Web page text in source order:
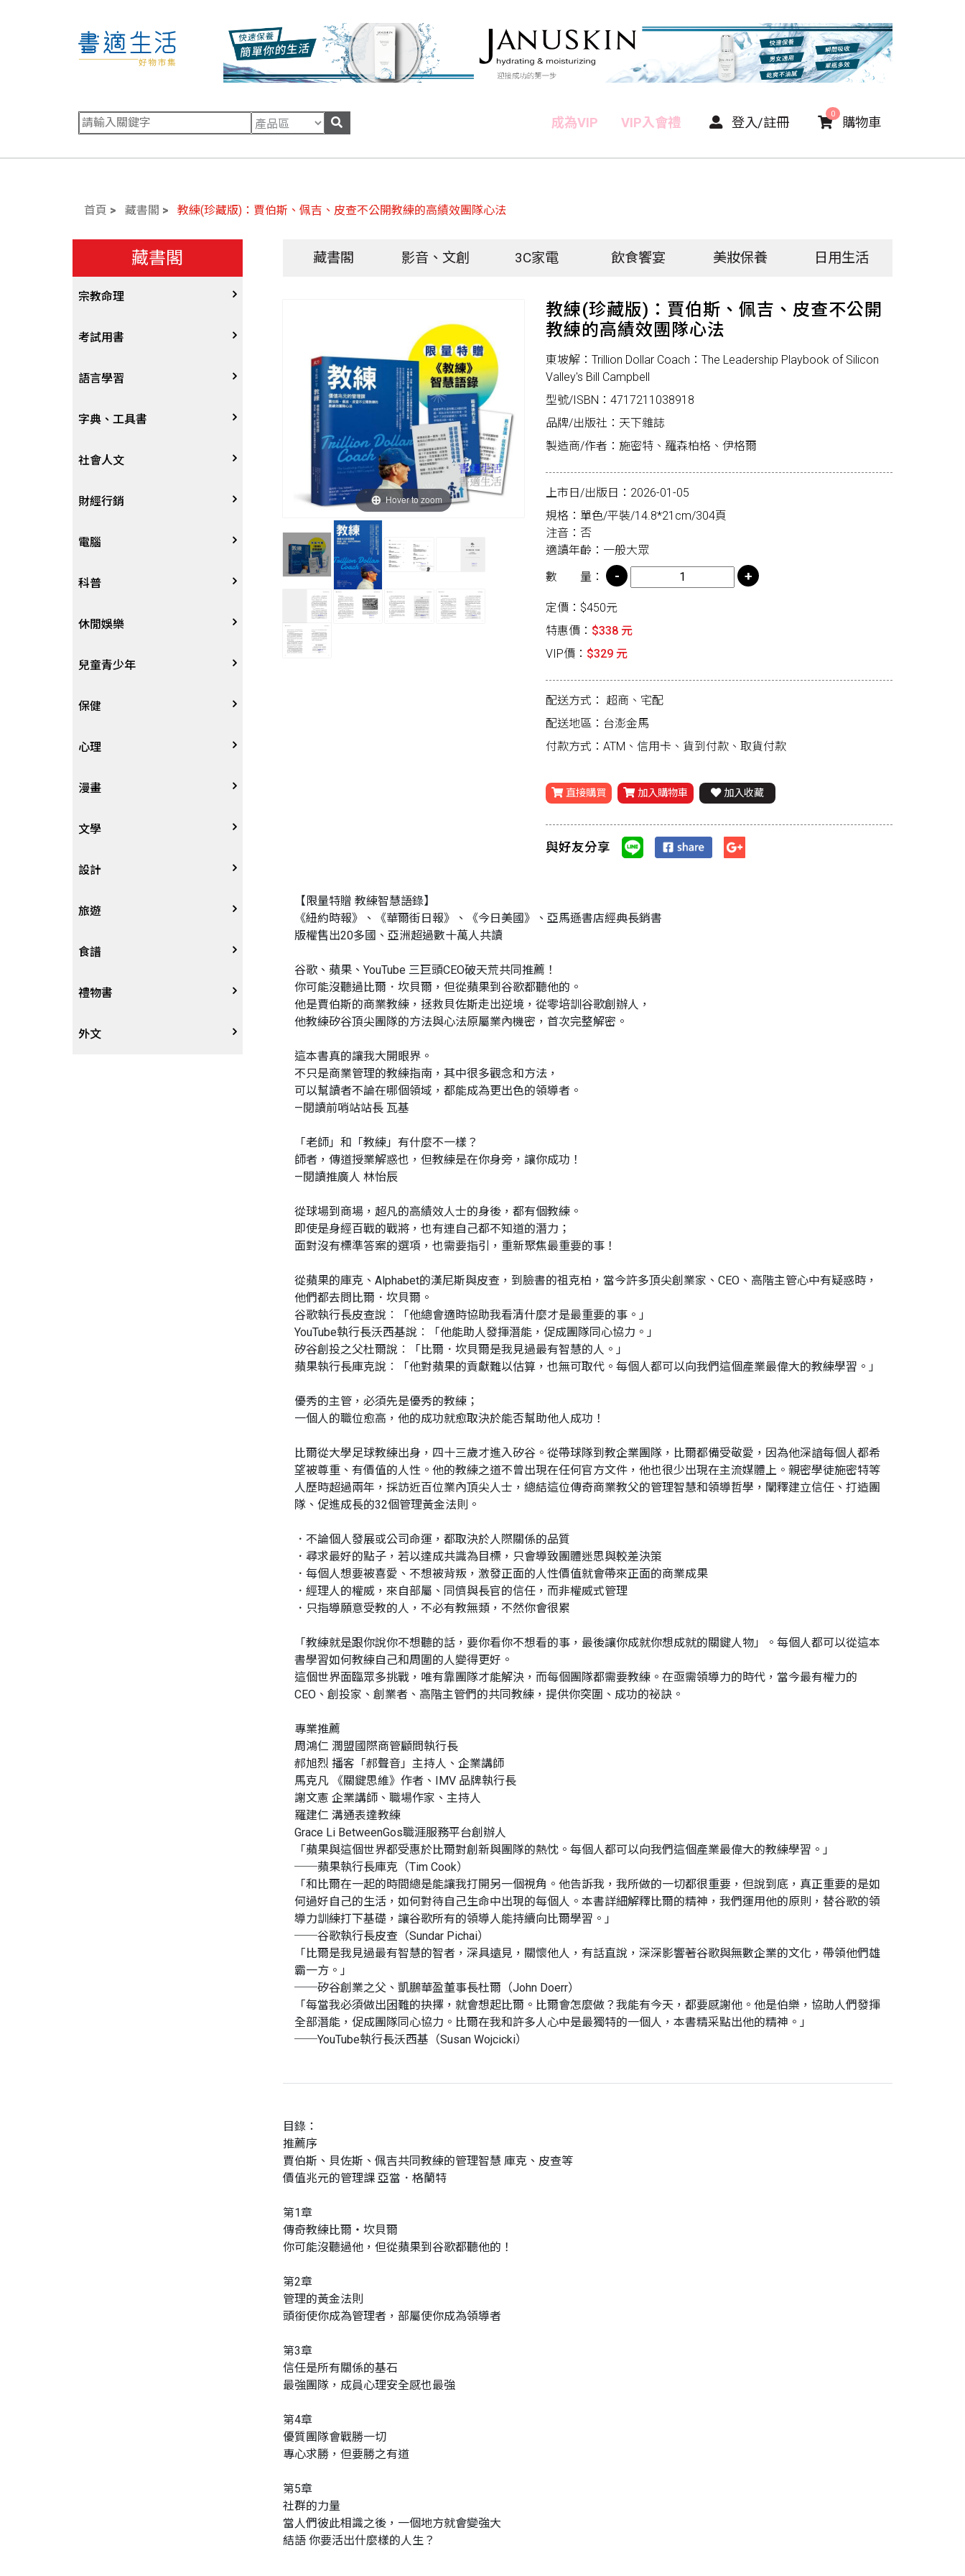
成為VIP VIP入會禮 登入/註冊 購物車
0
首頁 藏書閣 教練(珍藏版)：賈伯斯、佩吉、皮查不公開教練的高績效團隊心法
藏書閣
宗教命理
宗教
星象星座命理
考試用書
四技二專大學
國考、檢定
留學考試
學習法/考試方法
國中小參考書
語言學習
英語/美語
日語
韓語
歐語
東南亞語
閩南語/台語
其他語言
中文
字典、工具書
字辭典
百科、圖鑑
地圖集
其他工具書
社會人文
社會學、人文思想
法律
政治
軍事
哲學
歷史地理
歷史人物傳記
兩岸國際
財經行銷
行銷廣告
談判溝通
電子商務&趨勢
生涯規劃
經營管理、成功學
商學、經濟學
投資理財
人物傳記
職場工作術
電腦
軟體
硬體
技能檢定
電玩攻略
其他
科普
大自然動植物
天文地理
物理化學
科普
數學
航空
休閒娛樂
體育運動
音樂、樂譜
繪畫/書法
攝影
電影
棋藝桌遊
寵物
時尚、瘦身、芳療
戲劇、舞蹈
動腦解謎
兒童青少年
0~3歲
4~8歲
8~12歲
12~18歲
遊戲書
英語書
教育教養
保健
家庭、親子
疾病養生
醫療人文
心理
心理學
勵志成長
人際關係
生老病死
漫畫
漫畫
圖文繪本
限制級漫畫
文學
中文文學
中文詩詞
武俠小說
奇幻恐佈小說
推理小說
設計
藝術設計
居家佈置
建築工藝
園藝
旅遊
台灣
中港澳
日韓
食譜
中式
西式
禮物書
外文
藏書閣 影音、文創 3C家電 飲食饗宴 美妝保養 日用生活
Hover to zoom
教練(珍藏版)：賈伯斯、佩吉、皮查不公開
教練的高績效團隊心法
東坡解：Trillion Dollar Coach：The Leadership Playbook of Silicon
Valley's Bill Campbell
型號/ISBN：4717211038918
品牌/出版社：天下雜誌
製造商/作者：施密特、羅森柏格、伊格爾
上市日/出版日：2026-01-05
規格：單色/平裝/14.8*21cm/304頁
注音：否
適讀年齡：一般大眾
數 量：
定價：$450元
特惠價： $338 元
VIP價： $329 元
配送方式： 超商、宅配
配送地區：台澎金馬
付款方式：ATM、信用卡、貨到付款、取貨付款
直接購買 加入購物車 加入收藏
與好友分享
【限量特贈 教練智慧語錄】
《紐約時報》、《華爾街日報》、《今日美國》、亞馬遜書店經典長銷書
版權售出20多國、亞洲超過數十萬人共讀
谷歌、蘋果、YouTube 三巨頭CEO破天荒共同推薦！
你可能沒聽過比爾．坎貝爾，但從蘋果到谷歌都聽他的。
他是賈伯斯的商業教練，拯救貝佐斯走出逆境，從零培訓谷歌創辦人，
他教練矽谷頂尖團隊的方法與心法原屬業內機密，首次完整解密。
這本書真的讓我大開眼界。
不只是商業管理的教練指南，其中很多觀念和方法，
可以幫讀者不論在哪個領域，都能成為更出色的領導者。
—閱讀前哨站站長 瓦基
「老師」和「教練」有什麼不一樣？
師者，傳道授業解惑也，但教練是在你身旁，讓你成功！
—閱讀推廣人 林怡辰
從球場到商場，超凡的高績效人士的身後，都有個教練。
即使是身經百戰的戰將，也有連自己都不知道的潛力；
面對沒有標準答案的選項，也需要指引，重新聚焦最重要的事！
從蘋果的庫克、Alphabet的漢尼斯與皮查，到臉書的祖克柏，當今許多頂尖創業家、CEO、高階主管心中有疑惑時，
他們都去問比爾．坎貝爾。
谷歌執行長皮查說︰「他總會適時協助我看清什麼才是最重要的事。」
YouTube執行長沃西基說︰「他能助人發揮潛能，促成團隊同心協力。」
矽谷創投之父杜爾說︰「比爾．坎貝爾是我見過最有智慧的人。」
蘋果執行長庫克說︰「他對蘋果的貢獻難以估算，也無可取代。每個人都可以向我們這個產業最偉大的教練學習。」
優秀的主管，必須先是優秀的教練；
一個人的職位愈高，他的成功就愈取決於能否幫助他人成功！
比爾從大學足球教練出身，四十三歲才進入矽谷。從帶球隊到教企業團隊，比爾都備受敬愛，因為他深諳每個人都希
望被尊重、有價值的人性。他的教練之道不曾出現在任何官方文件，他也很少出現在主流媒體上。親密學徒施密特等
人歷時超過兩年，採訪近百位業內頂尖人士，總結這位傳奇商業教父的管理智慧和領導哲學，闡釋建立信任、打造團
隊、促進成長的32個管理黃金法則。
．不論個人發展或公司命運，都取決於人際關係的品質
．尋求最好的點子，若以達成共識為目標，只會導致團體迷思與較差決策
．每個人想要被喜愛、不想被背叛，激發正面的人性價值就會帶來正面的商業成果
．經理人的權威，來自部屬、同儕與長官的信任，而非權威式管理
．只指導願意受教的人，不必有教無類，不然你會很累
「教練就是跟你說你不想聽的話，要你看你不想看的事，最後讓你成就你想成就的關鍵人物」。每個人都可以從這本
書學習如何教練自己和周圍的人變得更好。
這個世界面臨眾多挑戰，唯有靠團隊才能解決，而每個團隊都需要教練。在亟需領導力的時代，當今最有權力的
CEO、創投家、創業者、高階主管們的共同教練，提供你突圍、成功的祕訣。
專業推薦
周鴻仁 潤盟國際商管顧問執行長
郝旭烈 播客「郝聲音」主持人、企業講師
馬克凡 《關鍵思維》作者、IMV 品牌執行長
謝文憲 企業講師、職場作家、主持人
羅建仁 溝通表達教練
Grace Li BetweenGos職涯服務平台創辦人
「蘋果與這個世界都受惠於比爾對創新與團隊的熱忱。每個人都可以向我們這個產業最偉大的教練學習。」
──蘋果執行長庫克（Tim Cook）
「和比爾在一起的時間總是能讓我打開另一個視角。他告訴我，我所做的一切都很重要，但說到底，真正重要的是如
何過好自己的生活，如何對待自己生命中出現的每個人。本書詳細解釋比爾的精神，我們運用他的原則，替谷歌的領
導力訓練打下基礎，讓谷歌所有的領導人能持續向比爾學習。」
──谷歌執行長皮查（Sundar Pichai）
「比爾是我見過最有智慧的智者，深具遠見，關懷他人，有話直說，深深影響著谷歌與無數企業的文化，帶領他們雄
霸一方。」
──矽谷創業之父、凱鵬華盈董事長杜爾（John Doerr）
「每當我必須做出困難的抉擇，就會想起比爾。比爾會怎麼做？我能有今天，都要感謝他。他是伯樂，協助人們發揮
全部潛能，促成團隊同心協力。比爾在我和許多人心中是最獨特的一個人，本書精采點出他的精神。」
──YouTube執行長沃西基（Susan Wojcicki）
目錄：
推薦序
賈伯斯、貝佐斯、佩吉共同教練的管理智慧 庫克、皮查等
價值兆元的管理課 亞當．格蘭特
第1章
傳奇教練比爾‧坎貝爾
你可能沒聽過他，但從蘋果到谷歌都聽他的！
第2章
管理的黃金法則
頭銜使你成為管理者，部屬使你成為領導者
第3章
信任是所有關係的基石
最強團隊，成員心理安全感也最強
第4章
優質團隊會戰勝一切
專心求勝，但要勝之有道
第5章
社群的力量
當人們彼此相識之後，一個地方就會變強大
結語 你要活出什麼樣的人生？